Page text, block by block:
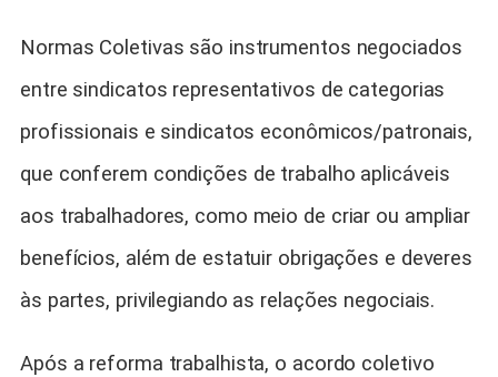
Normas Coletivas são instrumentos negociados
entre sindicatos representativos de categorias
profissionais e sindicatos econômicos/patronais,
que conferem condições de trabalho aplicáveis
aos trabalhadores, como meio de criar ou ampliar
benefícios, além de estatuir obrigações e deveres
às partes, privilegiando as relações negociais.
Após a reforma trabalhista, o acordo coletivo